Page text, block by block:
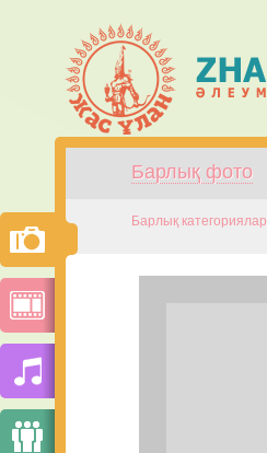
Барлық фото
Барлық категориялар